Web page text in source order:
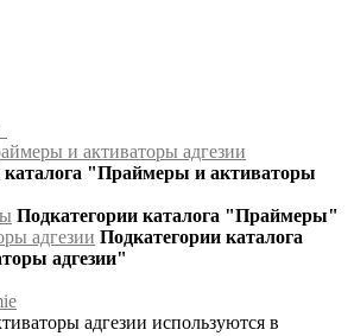
и активаторы адгезии
каталога "Праймеры и активаторы
Подкатегории каталога "Праймеры"
адгезии Подкатегории каталога
адгезии"
адгезии используются в